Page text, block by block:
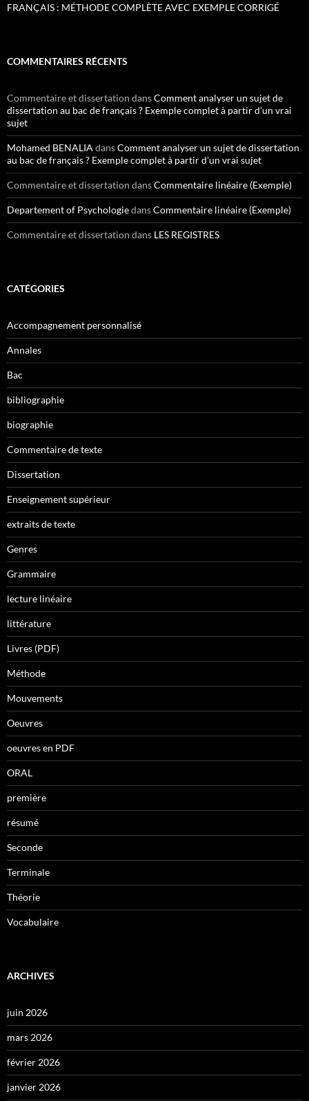
FRANÇAIS : MÉTHODE COMPLÈTE AVEC EXEMPLE CORRIGÉ
COMMENTAIRES RÉCENTS
Commentaire et dissertation dansComment analyser un sujet de
dissertation au bac de français ? Exemple complet à partir d’un vrai
sujet
Mohamed BENALIA dansComment analyser un sujet de dissertation
au bac de français ? Exemple complet à partir d’un vrai sujet
Commentaire et dissertation dansCommentaire linéaire (Exemple)
Departement of PsychologiedansCommentaire linéaire (Exemple)
Commentaire et dissertation dans LES REGISTRES
CATÉGORIES
Accompagnement personnalisé
Annales
Bac
bibliographie
biographie
Commentaire de texte
Dissertation
Enseignement supérieur
extraits de texte
Genres
Grammaire
lecture linéaire
littérature
Livres (PDF)
Méthode
Mouvements
Oeuvres
oeuvres en PDF
ORAL
première
résumé
Seconde
Terminale
Théorie
Vocabulaire
ARCHIVES
juin 2026
mars 2026
février 2026
janvier 2026